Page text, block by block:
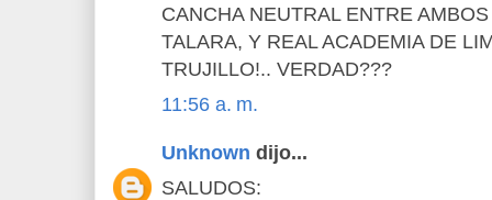
CANCHA NEUTRAL ENTRE
TALARA, Y REAL ACADEMIA DE
TRUJILLO!.. VERDAD???
11:56 a. m.
Unknown dijo...
SALUDOS: